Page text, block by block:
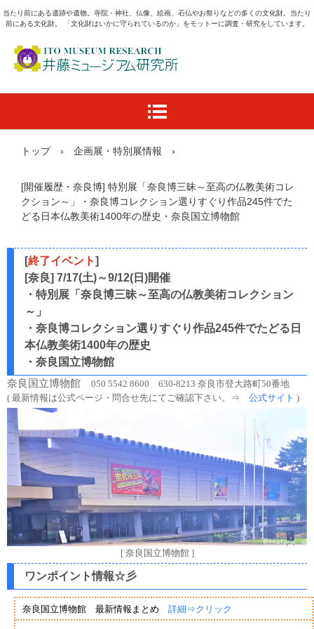
当たり前にある遺跡や遺物。寺院・神社、仏像、絵画、石仏やお祭りなどの多くの文化財。当たり
前にある文化財。 「文化財はいかに守られているのか」をモットーに調査・研究をしています。
トップ › 企画展・特別展情報 ›
[開催履歴・奈良博] 特別展「奈良博三昧～至高の仏教美術コレ
クション～」・奈良博コレクション選りすぐり作品245件でた
どる日本仏教美術1400年の歴史・奈良国立博物館
[終了イベント]
[奈良] 7/17(土)～9/12(日)開催
・特別展「奈良博三昧～至高の仏教美術コレクション
～」
・奈良博コレクション選りすぐり作品245件でたどる日
本仏教美術1400年の歴史
・奈良国立博物館
奈良国立博物館 050 5542 8600 630-8213 奈良市登大路町50番地
( 最新情報は公式ページ・問合せ先にてご確認下さい。⇒ 公式サイト )
[ 奈良国立博物館 ]
ワンポイント情報☆彡
奈良国立博物館 最新情報まとめ 詳細⇒クリック